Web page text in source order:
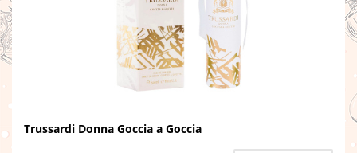
Trussardi Donna Goccia a Goccia